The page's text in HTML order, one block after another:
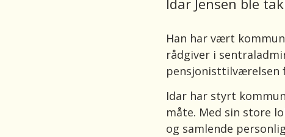
Idar Jensen ble
Han har vært
rådgiver i
pensjonisttilværelsen
Idar har styrt
måte. Med sin store
og samlende